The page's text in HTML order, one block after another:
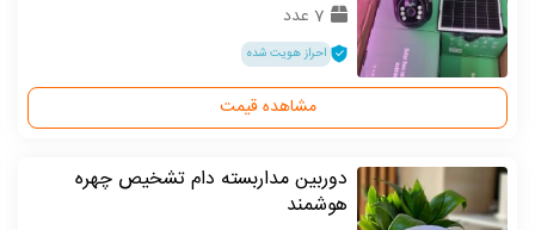
7 عدد
احراز هویت شده
مشاهده قیمت
دوربین مداربسته دام تشخیص چهره
هوشمند